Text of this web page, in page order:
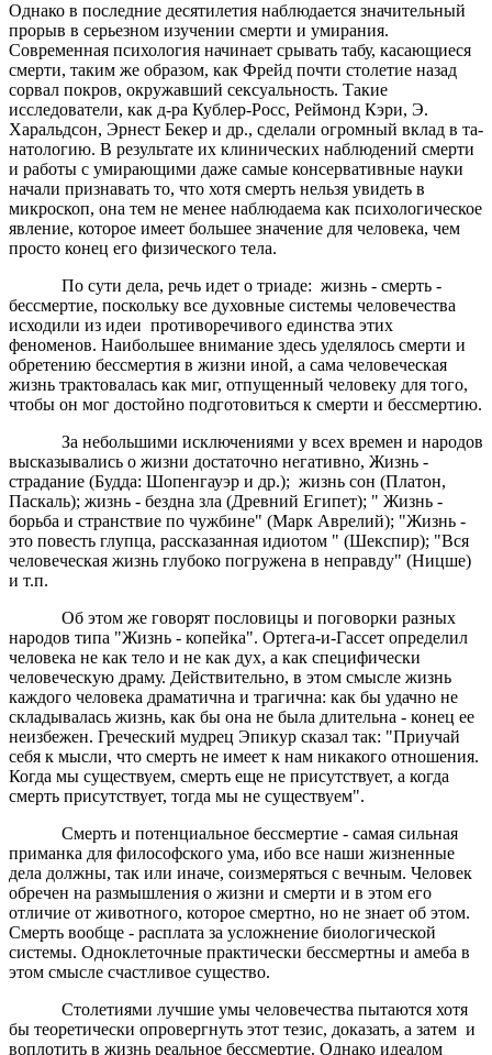
Однако в последние десятилетия наблюдается зна­чительный
прорыв в серьезном изучении смерти и умирания.
Современная психология начинает срывать табу, касающиеся
смерти, таким же образом, как Фрейд почти столетие назад
сорвал покров, окружавший сек­суальность. Такие
исследователи, как д-ра Кублер-Росс, Реймонд Кэри, Э.
Харальдсон, Эрнест Бекер и др., сделали огромный вклад в та­
натологию. В резуль­тате их клинических наблюдений смерти
и работы с умирающими даже самые консервативные науки
нача­ли признавать то, что хотя смерть нельзя увидеть в
микроскоп, она тем не менее наблюдаема как психоло­гическое
явление, которое имеет большее значение для человека, чем
просто конец его физического тела.
По сути дела, речь идет о триаде: жизнь - смерть -
бессмертие, поскольку все духовные системы человечества
исходили из идеи противоречивого единства этих
феноменов. Наибольшее внимание здесь уделялось смерти и
обретению бессмертия в жизни иной, а сама человеческая
жизнь трактовалась как миг, отпущенный человеку для того,
чтобы он мог достойно подготовиться к смерти и бессмертию.
За небольшими исключениями у всех времен и народов
высказывались о жизни достаточно негативно, Жизнь -
страдание (Будда: Шопенгауэр и др.); жизнь сон (Платон,
Паскаль); жизнь - бездна зла (Древний Египет); " Жизнь -
борьба и странствие по чужбине" (Марк Аврелий); "Жизнь -
это повесть глупца, рассказанная идиотом " (Шекспир); "Вся
человеческая жизнь глубоко погружена в неправду" (Ницше)
и т.п.
Об этом же говорят пословицы и поговорки разных
народов типа "Жизнь - копейка". Ортега-и-Гассет определил
человека не как тело и не как дух, а как специфически
человеческую драму. Действительно, в этом смысле жизнь
каждого человека драматична и трагична: как бы удачно не
складывалась жизнь, как бы она не была длительна - конец ее
неизбежен. Греческий мудрец Эпикур сказал так: "Приучай
себя к мысли, что смерть не имеет к нам никакого отношения.
Когда мы существуем, смерть еще не присутствует, а когда
смерть присутствует, тогда мы не существуем".
Смерть и потенциальное бессмертие - самая сильная
приманка для философского ума, ибо все наши жизненные
дела должны, так или иначе, соизмеряться с вечным. Человек
обречен на размышления о жизни и смерти и в этом его
отличие от животного, которое смертно, но не знает об этом.
Смерть вообще - расплата за усложнение биологической
системы. Одноклеточные практически бессмертны и амеба в
этом смысле счастливое существо.
Столетиями лучшие умы человечества пытаются хотя
бы теоретически опровергнуть этот тезис, доказать, а затем и
воплотить в жизнь реальное бессмертие. Однако идеалом